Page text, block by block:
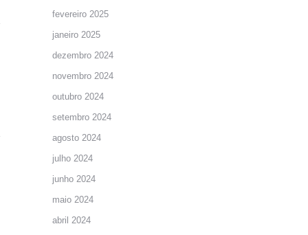
fevereiro 2025
janeiro 2025
dezembro 2024
novembro 2024
outubro 2024
setembro 2024
agosto 2024
julho 2024
junho 2024
maio 2024
abril 2024